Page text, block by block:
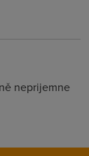
neprijemne